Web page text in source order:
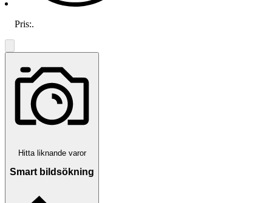
Pris:.
Hitta liknande varor
Smart bildsökning